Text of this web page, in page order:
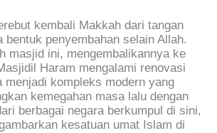
kembali Makkah dari tangan
penyembahan selain Allah.
masjid ini, mengembalikannya ke
Haram mengalami renovasi
menjadi kompleks modern yang
kemegahan masa lalu dengan
berbagai negara berkumpul di sini,
kesatuan umat Islam di